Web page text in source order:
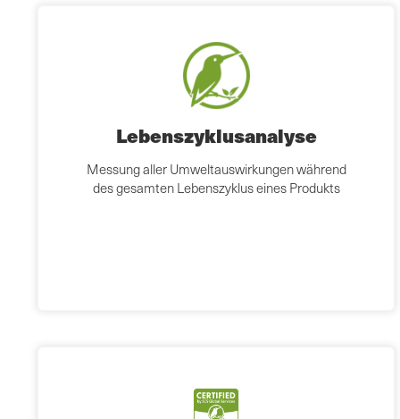
Lebenszyklusanalyse
Messung aller Umweltauswirkungen während
des gesamten Lebenszyklus eines Produkts